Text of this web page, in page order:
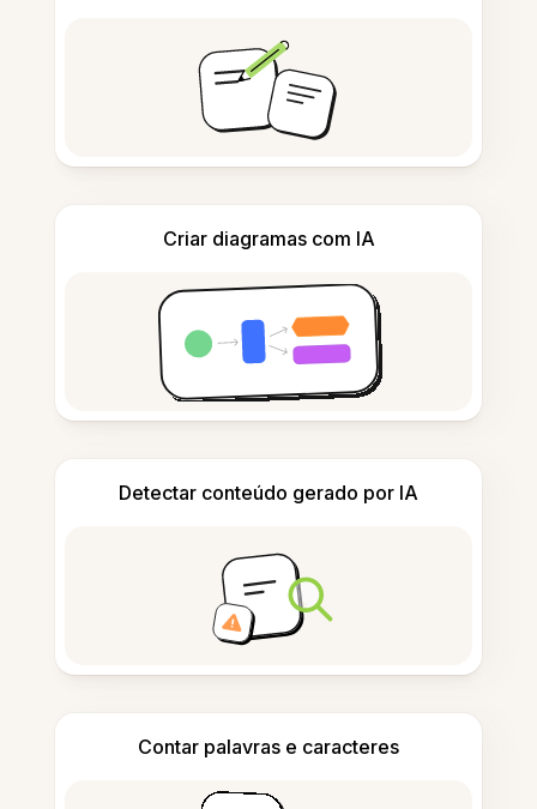
Criar diagramas com IA
Detectar conteúdo gerado por IA
Contar palavras e caracteres